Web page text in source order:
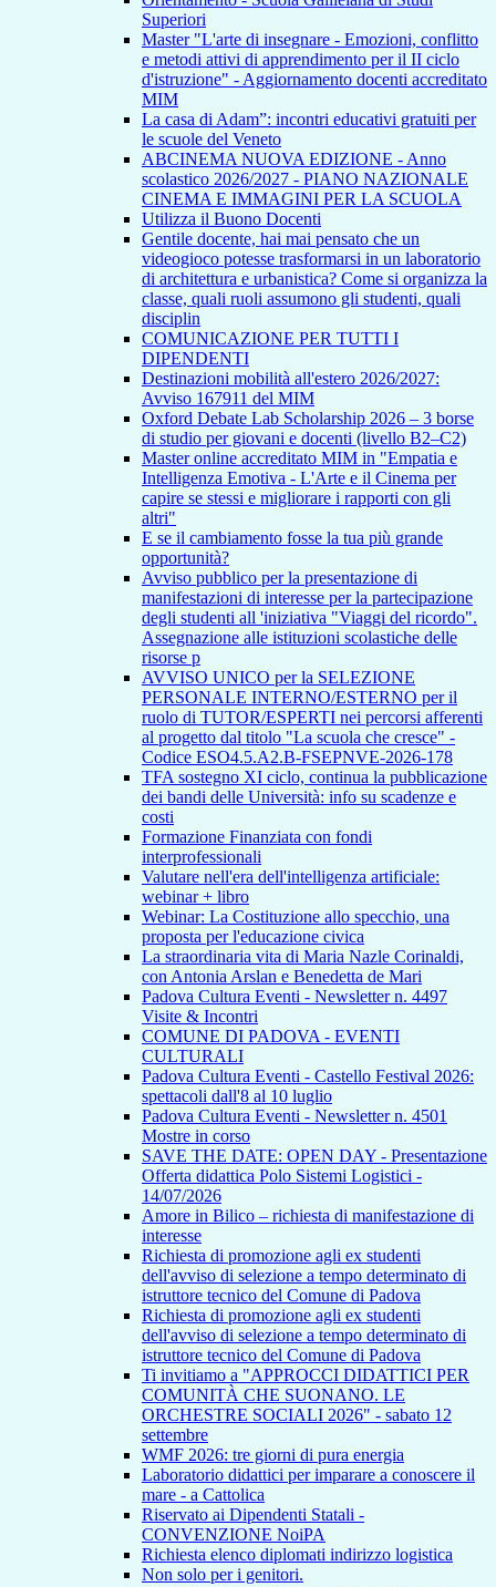
Superiori
Master "L'arte di insegnare - Emozioni, conflitto
e metodi attivi di apprendimento per il II ciclo
d'istruzione" - Aggiornamento docenti accreditato
MIM
La casa di Adam”: incontri educativi gratuiti per
le scuole del Veneto
ABCINEMA NUOVA EDIZIONE - Anno
scolastico 2026/2027 - PIANO NAZIONALE
CINEMA E IMMAGINI PER LA SCUOLA
Utilizza il Buono Docenti
Gentile docente, hai mai pensato che un
videogioco potesse trasformarsi in un laboratorio
di architettura e urbanistica? Come si organizza la
classe, quali ruoli assumono gli studenti, quali
disciplin
COMUNICAZIONE PER TUTTI I
DIPENDENTI
Destinazioni mobilità all'estero 2026/2027:
Avviso 167911 del MIM
Oxford Debate Lab Scholarship 2026 – 3 borse
di studio per giovani e docenti (livello B2–C2)
Master online accreditato MIM in "Empatia e
Intelligenza Emotiva - L'Arte e il Cinema per
capire se stessi e migliorare i rapporti con gli
altri"
E se il cambiamento fosse la tua più grande
opportunità?
Avviso pubblico per la presentazione di
manifestazioni di interesse per la partecipazione
degli studenti all 'iniziativa "Viaggi del ricordo".
Assegnazione alle istituzioni scolastiche delle
risorse p
AVVISO UNICO per la SELEZIONE
PERSONALE INTERNO/ESTERNO per il
ruolo di TUTOR/ESPERTI nei percorsi afferenti
al progetto dal titolo "La scuola che cresce" -
Codice ESO4.5.A2.B-FSEPNVE-2026-178
TFA sostegno XI ciclo, continua la pubblicazione
dei bandi delle Università: info su scadenze e
costi
Formazione Finanziata con fondi
interprofessionali
Valutare nell'era dell'intelligenza artificiale:
webinar + libro
Webinar: La Costituzione allo specchio, una
proposta per l'educazione civica
La straordinaria vita di Maria Nazle Corinaldi,
con Antonia Arslan e Benedetta de Mari
Padova Cultura Eventi - Newsletter n. 4497
Visite & Incontri
COMUNE DI PADOVA - EVENTI
CULTURALI
Padova Cultura Eventi - Castello Festival 2026:
spettacoli dall'8 al 10 luglio
Padova Cultura Eventi - Newsletter n. 4501
Mostre in corso
SAVE THE DATE: OPEN DAY - Presentazione
Offerta didattica Polo Sistemi Logistici -
14/07/2026
Amore in Bilico – richiesta di manifestazione di
interesse
Richiesta di promozione agli ex studenti
dell'avviso di selezione a tempo determinato di
istruttore tecnico del Comune di Padova
Richiesta di promozione agli ex studenti
dell'avviso di selezione a tempo determinato di
istruttore tecnico del Comune di Padova
Ti invitiamo a "APPROCCI DIDATTICI PER
COMUNITÀ CHE SUONANO. LE
ORCHESTRE SOCIALI 2026" - sabato 12
settembre
WMF 2026: tre giorni di pura energia
Laboratorio didattici per imparare a conoscere il
mare - a Cattolica
Riservato ai Dipendenti Statali -
CONVENZIONE NoiPA
Richiesta elenco diplomati indirizzo logistica
Non solo per i genitori.